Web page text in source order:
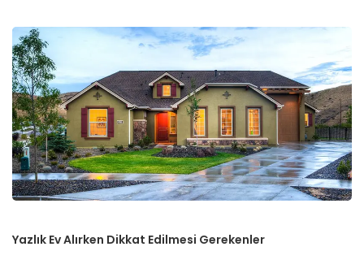
Yazlık Ev Alırken Dikkat Edilmesi Gerekenler